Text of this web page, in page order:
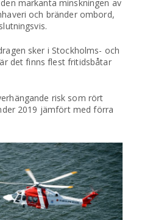
markanta minskningen av
och bränder ombord,
sker i Stockholms- och
det finns flest fritidsbåtar
risk som rört
2019 jämfört med förra